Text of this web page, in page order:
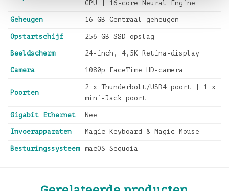
GPU | 16-core Neural Engine
Geheugen 16 GB Centraal geheugen
Opstartschijf 256 GB SSD-opslag
Beeldscherm 24-inch, 4,5K Retina-display
Camera 1080p FaceTime HD-camera
Poorten
2 x Thunderbolt/USB4 poort | 1 x
mini-Jack poort
Gigabit Ethernet Nee
Invoerapparaten Magic Keyboard & Magic Mouse
Besturingssysteem macOS Sequoia